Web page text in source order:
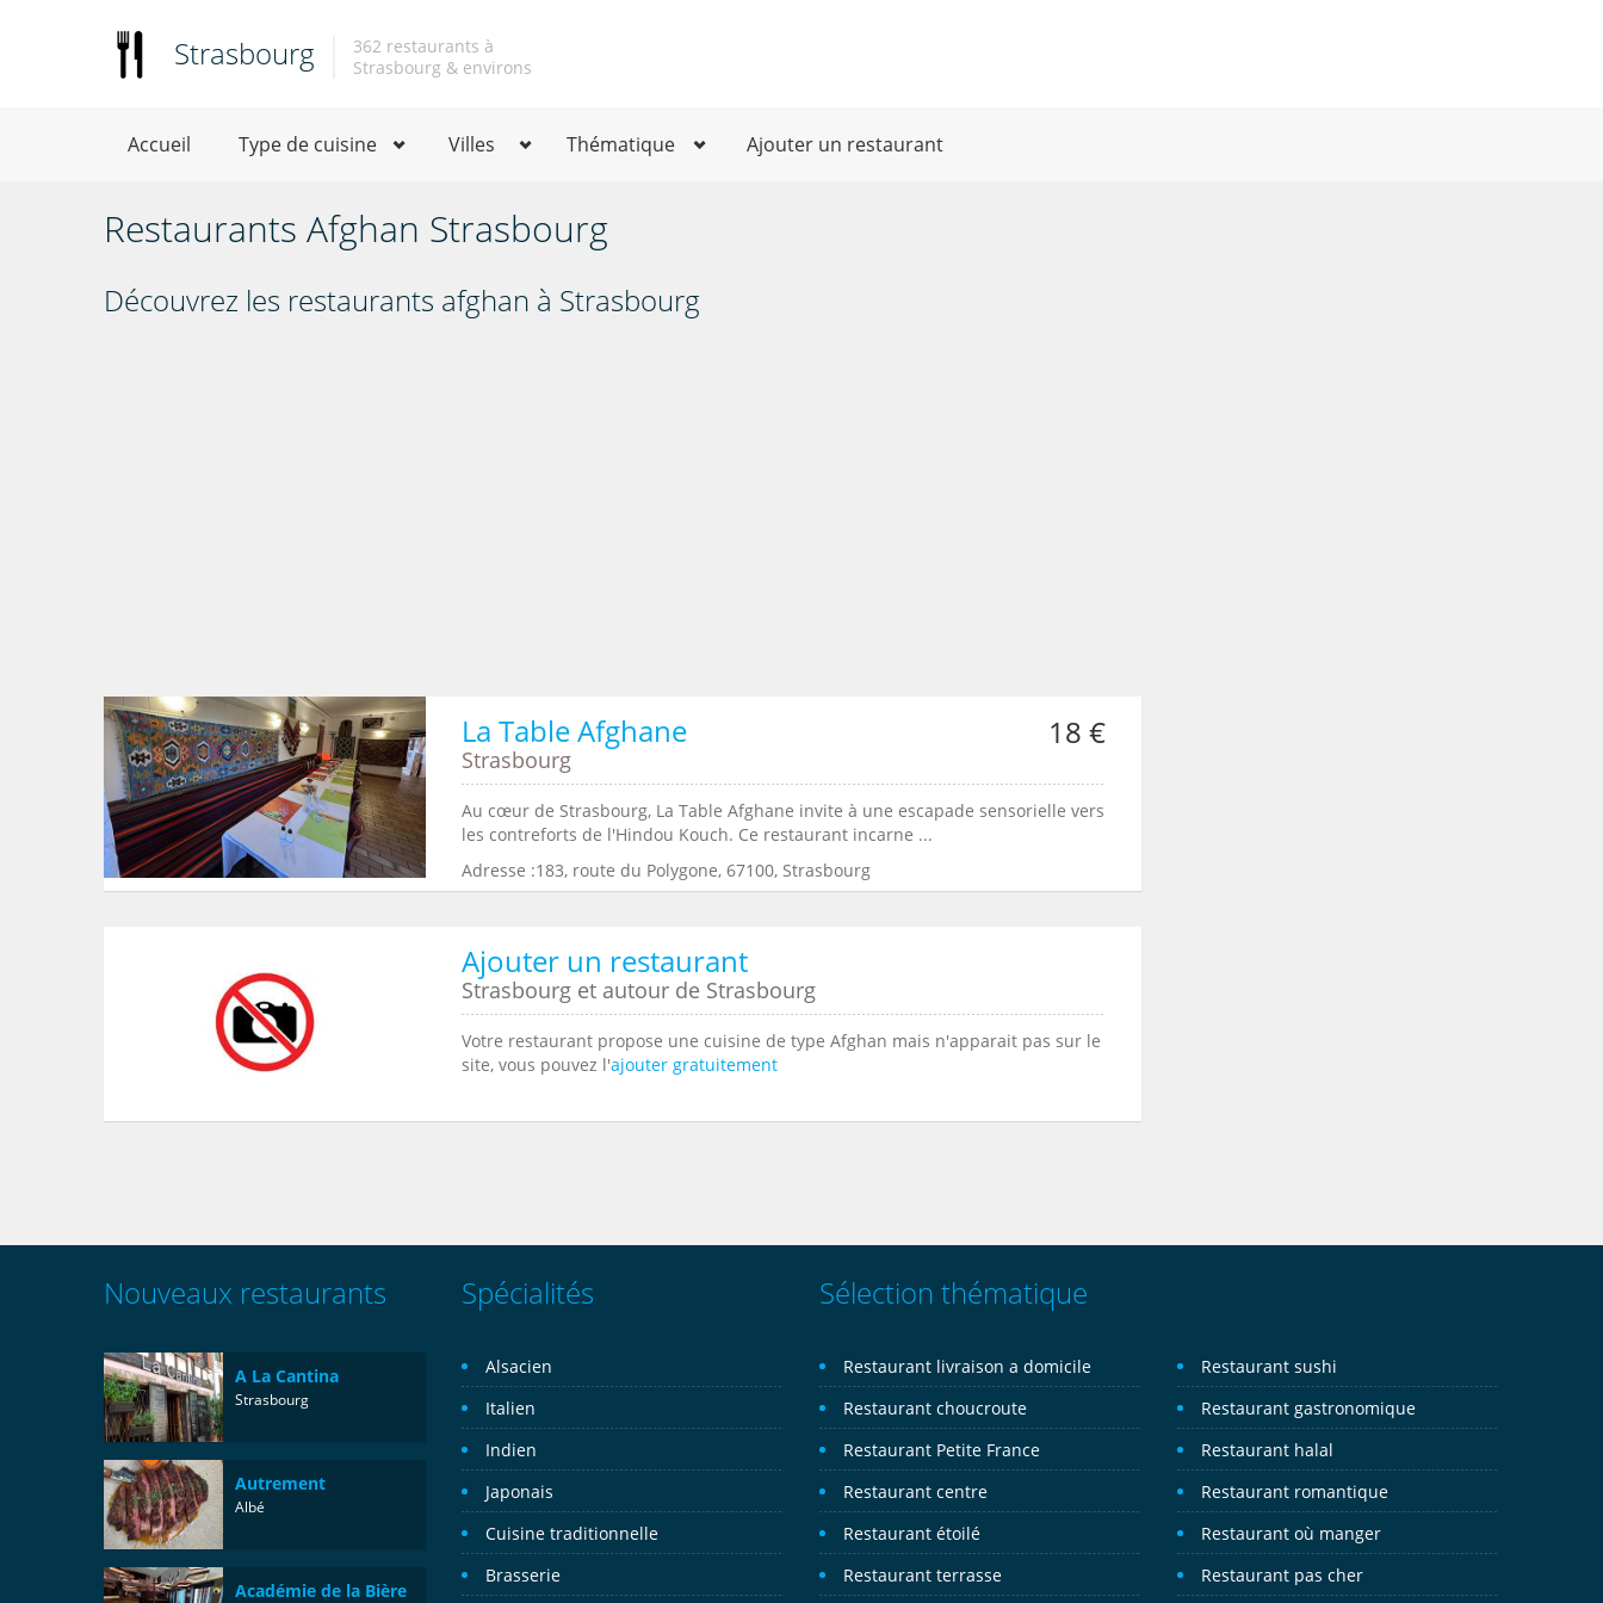
Strasbourg
362 restaurants à
Strasbourg & environs
Accueil Type de cuisine Villes Thématique Ajouter un restaurant
Restaurants Afghan Strasbourg
Découvrez les restaurants afghan à Strasbourg
La Table Afghane 18 €
Strasbourg
Au cœur de Strasbourg, La Table Afghane invite à une escapade sensorielle vers
les contreforts de l'Hindou Kouch. Ce restaurant incarne ...
Adresse :183, route du Polygone, 67100, Strasbourg
Ajouter un restaurant
Strasbourg et autour de Strasbourg
Votre restaurant propose une cuisine de type Afghan mais n'apparait pas sur le
site, vous pouvez l'ajouter gratuitement
Nouveaux restaurants
A La Cantina
Strasbourg
Autrement
Albé
Académie de la Bière
Spécialités
Alsacien
Italien
Indien
Japonais
Cuisine traditionnelle
Brasserie
Sélection thématique
Restaurant livraison a domicile
Restaurant choucroute
Restaurant Petite France
Restaurant centre
Restaurant étoilé
Restaurant terrasse
Restaurant sushi
Restaurant gastronomique
Restaurant halal
Restaurant romantique
Restaurant où manger
Restaurant pas cher